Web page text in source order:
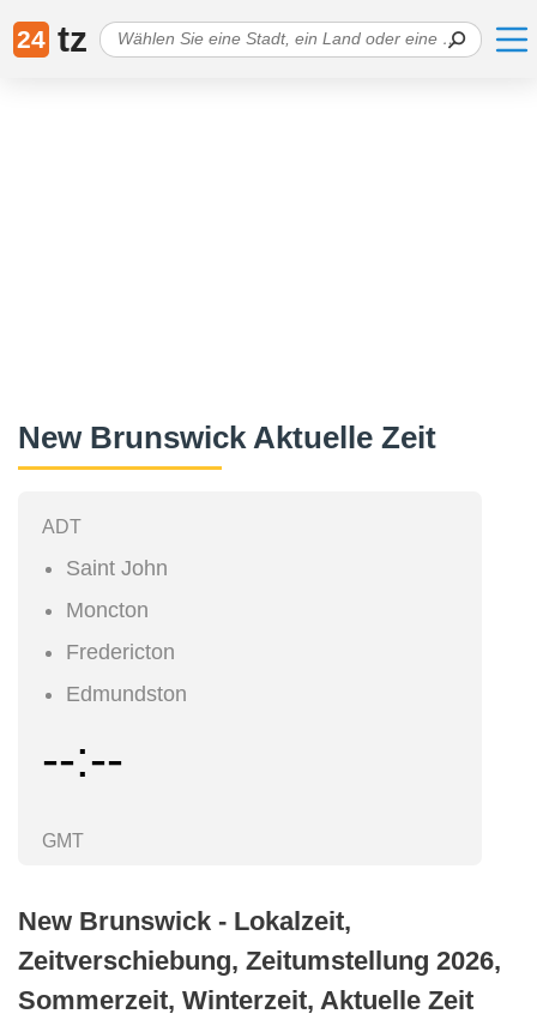
24 tz
New Brunswick Aktuelle Zeit
ADT
Saint John
Moncton
Fredericton
Edmundston
--:--
GMT
New Brunswick - Lokalzeit,
Zeitverschiebung, Zeitumstellung 2026,
Sommerzeit, Winterzeit, Aktuelle Zeit